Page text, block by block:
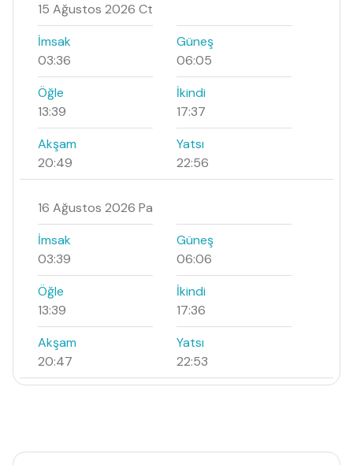
15 Ağustos 2026 Ct
İmsak
03:36
Güneş
06:05
Öğle
13:39
İkindi
17:37
Akşam
20:49
Yatsı
22:56
16 Ağustos 2026 Pa
İmsak
03:39
Güneş
06:06
Öğle
13:39
İkindi
17:36
Akşam
20:47
Yatsı
22:53